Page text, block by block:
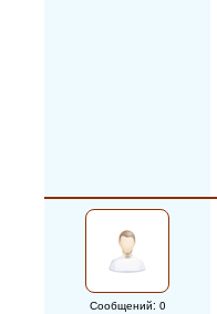
Сообщений: 0